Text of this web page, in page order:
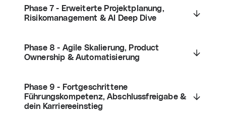
Phase 7 - Erweiterte Projektplanung,
Risikomanagement & AI Deep Dive
Phase 8 - Agile Skalierung, Product
Ownership & Automatisierung
Phase 9 - Fortgeschrittene
Führungskompetenz, Abschlussfreigabe &
dein Karriereeinstieg